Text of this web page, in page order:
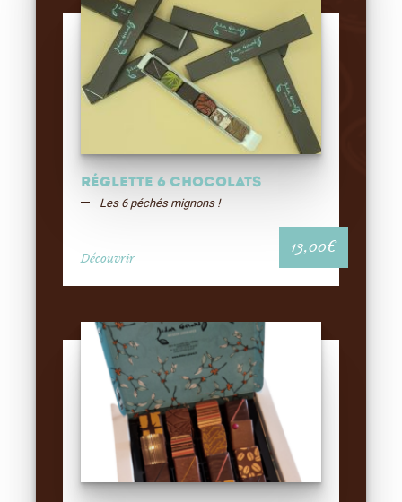
Réglette 6 chocolats
Les 6 péchés mignons !
Découvrir
13,00€